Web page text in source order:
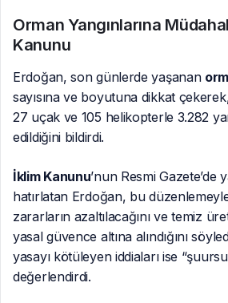
Orman Yangınlarına
Kanunu
Erdoğan, son günlerde yaşanan
sayısına ve boyutuna dikkat
27 uçak ve 105 helikopterle 3.282
edildiğini bildirdi.
İklim Kanunu’nun Resmi Gazete’de
hatırlatan Erdoğan, bu
zararların azaltılacağını ve temiz
yasal güvence altına alındığını
yasayı kötüleyen iddiaları ise
değerlendirdi.